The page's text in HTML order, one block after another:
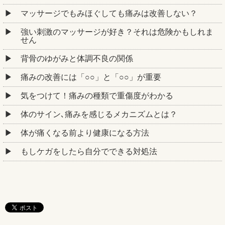
マッサージでもみほぐしても痛みは改善しない？
強い刺激のマッサージが好き？それは危険かもしれま
せん
背骨のゆがみと体調不良の関係
痛みの改善には「○○」と「○○」が重要
気をつけて！痛みの種類で重傷度がわかる
体のサイン､痛みを感じるメカニズムとは？
体が痛くなる前より健康になる方法
もしケガをしたら自分でできる対処法